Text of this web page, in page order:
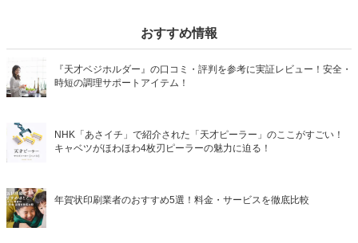
おすすめ情報
『天才ベジホルダー』の口コミ・評判を参考に実証レビュー！安全・
時短の調理サポートアイテム！
NHK「あさイチ」で紹介された「天才ピーラー」のここがすごい！
キャベツがほわほわ4枚刃ピーラーの魅力に迫る！
年賀状印刷業者のおすすめ5選！料金・サービスを徹底比較